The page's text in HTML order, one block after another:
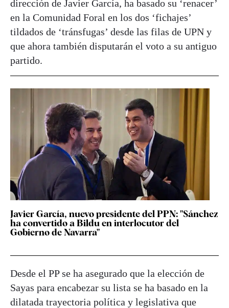
dirección de Javier García, ha basado su ‘renacer’
en la Comunidad Foral en los dos ‘fichajes’
tildados de ‘tránsfugas’ desde las filas de UPN y
que ahora también disputarán el voto a su antiguo
partido.
Javier García, nuevo presidente del PPN: "Sánchez
ha convertido a Bildu en interlocutor del
Gobierno de Navarra"
Desde el PP se ha asegurado que la elección de
Sayas para encabezar su lista se ha basado en la
dilatada trayectoria política y legislativa que